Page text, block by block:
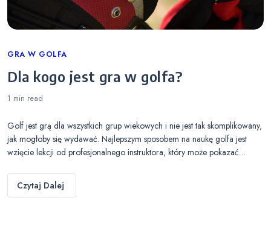
Categories
GRA W GOLFA
Dla kogo jest gra w golfa?
1 min read
Golf jest grą dla wszystkich grup wiekowych i nie jest tak skomplikowany,
jak mogłoby się wydawać. Najlepszym sposobem na naukę golfa jest
wzięcie lekcji od profesjonalnego instruktora, który może pokazać…
Czytaj Dalej